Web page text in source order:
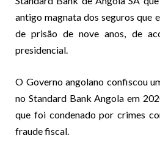
antigo magnata dos seguros que
de prisão de nove anos, de
presidencial.
O Governo angolano confiscou
no Standard Bank Angola em
que foi condenado por crimes
fraude fiscal.